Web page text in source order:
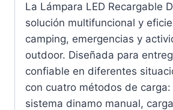
La Lámpara LED Recargable
solución multifuncional y
camping, emergencias y
outdoor. Diseñada para
confiable en diferentes
con cuatro métodos de carga:
sistema dinamo manual,